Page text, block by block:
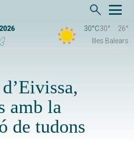
30°C30°
26°
Illes Balears
amb la
de tudons